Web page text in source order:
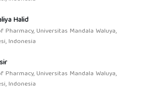
Halid
Universitas Mandala Waluya,
Indonesia
Universitas Mandala Waluya,
Indonesia